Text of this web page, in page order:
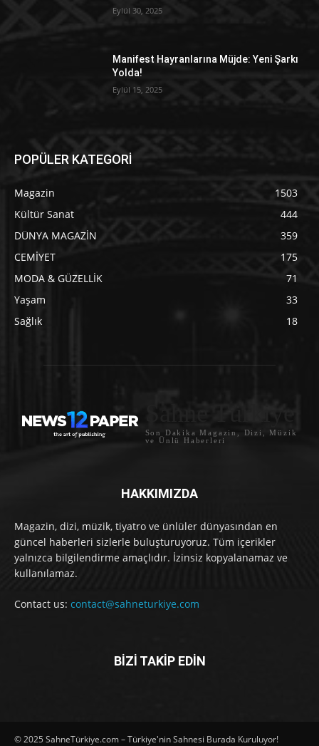
Eylül 30, 2025
Manifest Hayranlarına Müjde: Yeni Şarkı
Yolda!
Eylül 15, 2025
POPÜLER KATEGORİ
Magazin
1503
Kültür Sanat
444
DÜNYA MAGAZİN
359
CEMİYET
175
MODA & GÜZELLİK
71
Yaşam
33
Sağlık
18
Sahne Türkiye
Son Dakika Magazin, Dizi, Müzik
ve Ünlü Haberleri
HAKKIMIZDA
Magazin, dizi, müzik, tiyatro ve ünlüler dünyasından en
güncel haberleri sizlerle buluşturuyoruz. Tüm içerikler
yalnızca bilgilendirme amaçlıdır. İzinsiz kopyalanamaz ve
kullanılamaz.
Contact us: contact@sahneturkiye.com
BİZİ TAKİP EDİN
© 2025 SahneTürkiye.com – Türkiye'nin Sahnesi Burada Kuruluyor!